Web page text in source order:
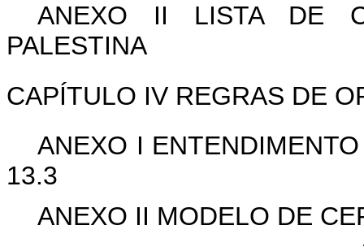
ANEXO II LISTA DE
PALESTINA
CAPÍTULO IV REGRAS DE
ANEXO I
13.3
ANEXO II MODELO DE